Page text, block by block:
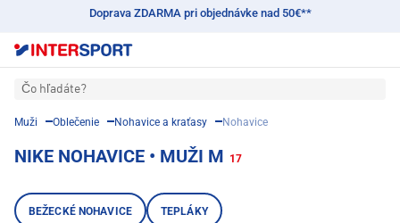
Doprava ZDARMA pri objednávke nad 50€**
Čo hľadáte?
Muži Oblečenie Nohavice a kraťasy Nohavice
NIKE NOHAVICE • MUŽI M 17
BEŽECKÉ NOHAVICE TEPLÁKY